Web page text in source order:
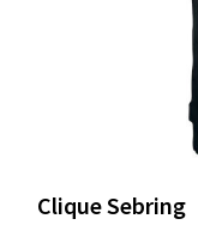
Clique Sebring